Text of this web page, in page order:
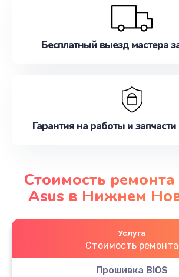
Бесплатный выезд мастера
Гарантия на работы и
Стоимость ремонта
Asus в Нижнем
Услуга
Стоимость ремонта
Прошивка BIOS